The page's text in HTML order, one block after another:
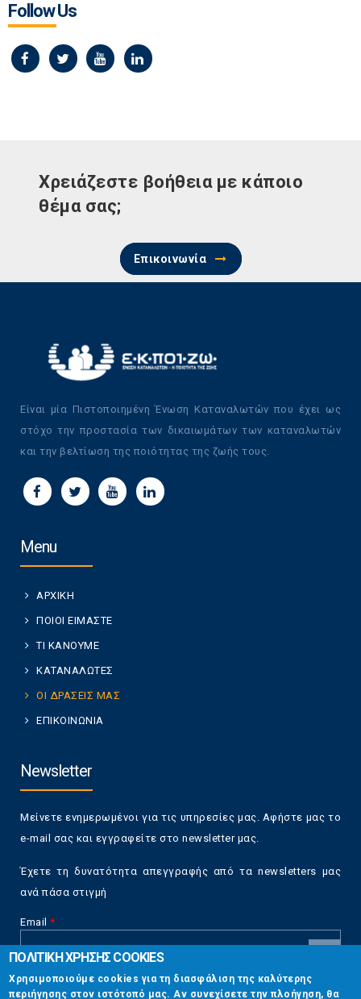
Follow Us
Χρειάζεστε βοήθεια με κάποιο
θέμα σας;
Επικοινωνία
Είναι μία Πιστοποιημένη Ένωση Καταναλωτών που έχει ως
στόχο την προστασία των δικαιωμάτων των καταναλωτών
και την βελτίωση της ποιότητας της ζωής τους.
Menu
ΑΡΧΙΚΗ
ΠΟΙΟΙ ΕΙΜΑΣΤΕ
ΤΙ ΚΑΝΟΥΜΕ
ΚΑΤΑΝΑΛΩΤΕΣ
ΟΙ ΔΡΑΣΕΙΣ ΜΑΣ
ΕΠΙΚΟΙΝΩΝΙΑ
Newsletter
Μείνετε ενημερωμένοι για τις υπηρεσίες μας. Αφήστε μας το
e-mail σας και εγγραφείτε στο newsletter μας.
Έχετε τη δυνατότητα απεγγραφής από τα newsletters μας
ανά πάσα στιγμή
Email *
CAPTCHA
This
ΠΟΛΙΤΙΚΗ ΧΡΗΣΗΣ COOKIES
Χρησιμοποιούμε cookies για τη διασφάλιση της καλύτερης
περιήγησης στον ιστότοπό μας. Αν συνεχίσετε την πλοήγηση, θα